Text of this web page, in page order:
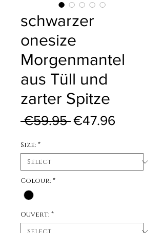
schwarzer
onesize
Morgenmantel
aus Tüll und
zarter Spitze
€59.95 Regular Price
€47.96
Size: *
Colour: *
Ouvert: *